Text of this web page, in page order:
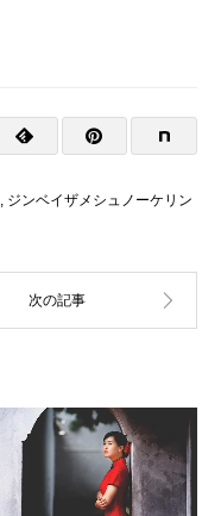
, ジンベイザメシュノーケリン